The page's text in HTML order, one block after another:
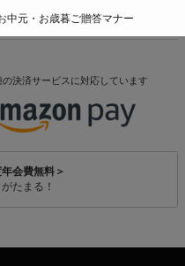
中元・お歳暮ご贈答マナー
決済サービスに対応しています
会費無料＞
たまる！